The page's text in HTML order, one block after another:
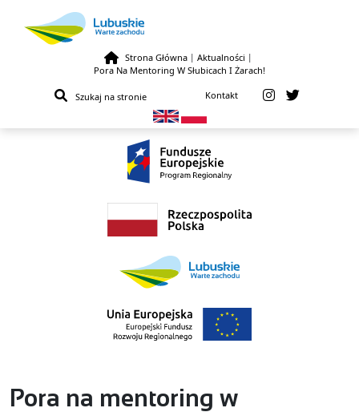
Przejdź do treści
Strona Główna | Aktualności |
Pora Na Mentoring W Słubicach I Żarach!
Kontakt
Pora na mentoring w